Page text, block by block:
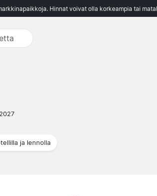
Hinnat voivat olla korkeampia tai
ja lennolla